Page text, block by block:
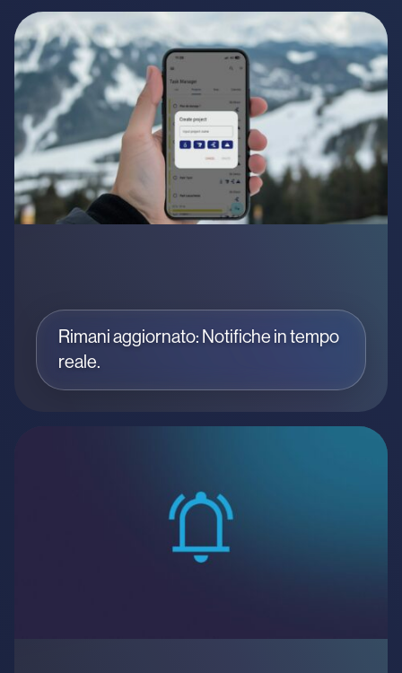
Rimani aggiornato: Notifiche in tempo
reale.